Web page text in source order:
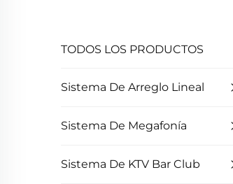
TODOS LOS PRODUCTOS
Sistema De Arreglo Lineal
Sistema De Megafonía
Sistema De KTV Bar Club